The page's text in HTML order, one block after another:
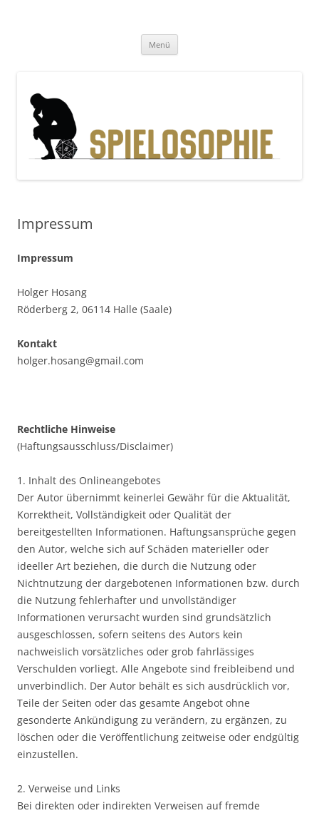
Menü
Impressum
Impressum
Holger Hosang
Röderberg 2, 06114 Halle (Saale)
Kontakt
holger.hosang@gmail.com
Rechtliche Hinweise
(Haftungsausschluss/Disclaimer)
1. Inhalt des Onlineangebotes
Der Autor übernimmt keinerlei Gewähr für die Aktualität,
Korrektheit, Vollständigkeit oder Qualität der
bereitgestellten Informationen. Haftungsansprüche gegen
den Autor, welche sich auf Schäden materieller oder
ideeller Art beziehen, die durch die Nutzung oder
Nichtnutzung der dargebotenen Informationen bzw. durch
die Nutzung fehlerhafter und unvollständiger
Informationen verursacht wurden sind grundsätzlich
ausgeschlossen, sofern seitens des Autors kein
nachweislich vorsätzliches oder grob fahrlässiges
Verschulden vorliegt. Alle Angebote sind freibleibend und
unverbindlich. Der Autor behält es sich ausdrücklich vor,
Teile der Seiten oder das gesamte Angebot ohne
gesonderte Ankündigung zu verändern, zu ergänzen, zu
löschen oder die Veröffentlichung zeitweise oder endgültig
einzustellen.
2. Verweise und Links
Bei direkten oder indirekten Verweisen auf fremde